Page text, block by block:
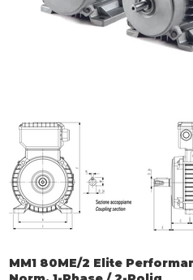
MM1 80ME/2 Elite